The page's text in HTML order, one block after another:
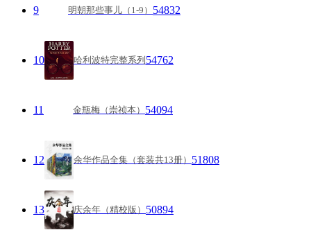
9 明朝那些事儿（1-9） 54832
10 哈利波特完整系列 54762
11 金瓶梅（崇祯本） 54094
12 余华作品全集（套装共13册） 51808
13 庆余年（精校版） 50894